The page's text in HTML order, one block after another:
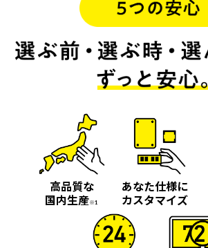
高品質な
国内生産※1
あなた仕様に
カスタマイズ